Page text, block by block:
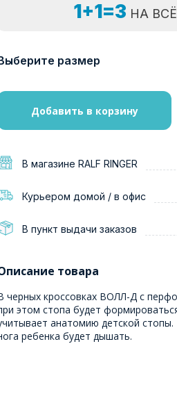
1+1=3 НА ВСЁ
размер
Добавить в корзину
В магазине RALF RINGER
Курьером домой / в офис
В пункт выдачи заказов
товара
черных кроссовках ВОЛЛ-Д с
этом стопа будет
анатомию детской
ребенка будет дышать.